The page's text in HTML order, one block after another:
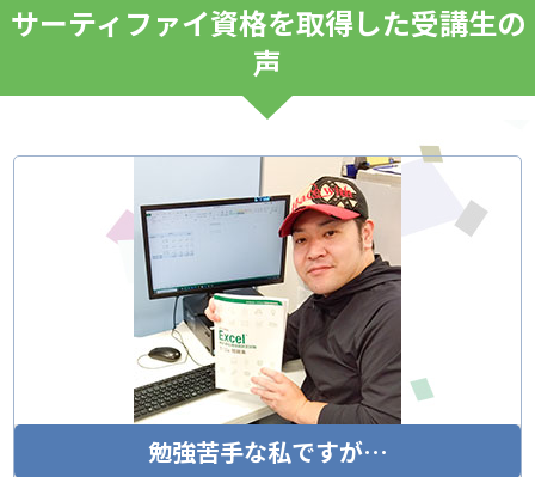
サーティファイ資格を取得した受講生の
声
勉強苦手な私ですが…